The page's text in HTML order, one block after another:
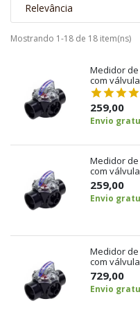
Relevância
Mostrando 1-18 de 18 item(ns)
Medidor de
com
259,00
Envio
Medidor de
com
259,00
Envio
Medidor de
com
729,00
Envio